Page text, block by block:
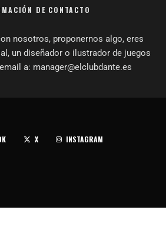
DE CONTACTO
nosotros, proponernos algo, eres
un diseñador o ilustrador de juegos
a: manager@elclubdante.es
X INSTAGRAM